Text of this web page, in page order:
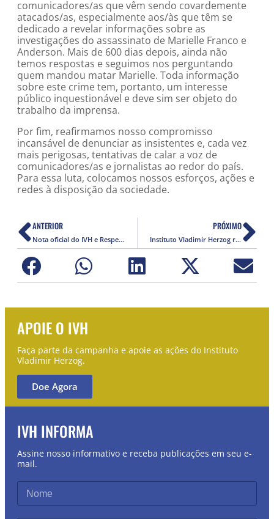
comunicadores/as que vêm sendo covardemente
atacados/as, especialmente aos/às que têm se
dedicado a revelar informações sobre as
investigações do assassinato de Marielle Franco e
Anderson. Mais de 600 dias depois, ainda não
temos respostas e seguimos nos perguntando
quem mandou matar Marielle. Toda informação
sobre este crime tem, portanto, um interesse
público inquestionável e deve sim ser objeto do
trabalho da imprensa.
Por fim, reafirmamos nosso compromisso
incansável de denunciar as insistentes e, cada vez
mais perigosas, tentativas de calar a voz de
comunicadores/as e jornalistas ao redor do país.
Para essa luta, colocamos nossos esforços, ações e
redes à disposição da sociedade.
ANTERIOR
Nota oficial do IVH e Respeitar é Preciso! sobre ocorrido no CEU Aricanduva
PRÓXIMO
Instituto Vladimir Herzog repudia declaração de Eduardo Bolsonaro
APOIE O IVH
Faça parte da campanha e apoie as ações do Instituto
Vladimir Herzog.
Doe Agora
IVH INFORMA
Assine nosso informativo e receba publicações em seu e-
mail.